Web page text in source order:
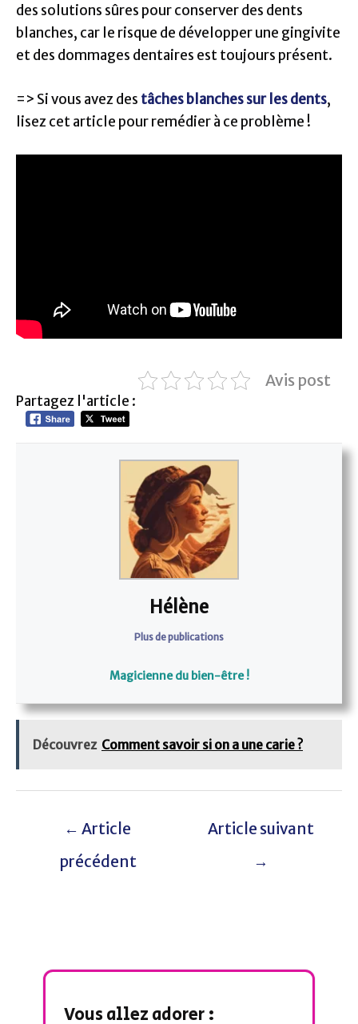
des solutions sûres pour conserver des dents
blanches, car le risque de développer une gingivite
et des dommages dentaires est toujours présent.
=> Si vous avez des tâches blanches sur les dents,
lisez cet article pour remédier à ce problème !
Avis post
Partagez l'article :
Hélène
Plus de publications
Magicienne du bien-être !
Découvrez Comment savoir si on a une carie ?
← Article
précédent
Article suivant
→
Vous allez adorer :